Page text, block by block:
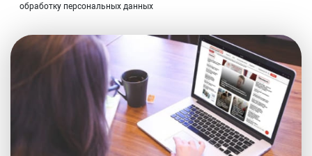
обработку персональных данных